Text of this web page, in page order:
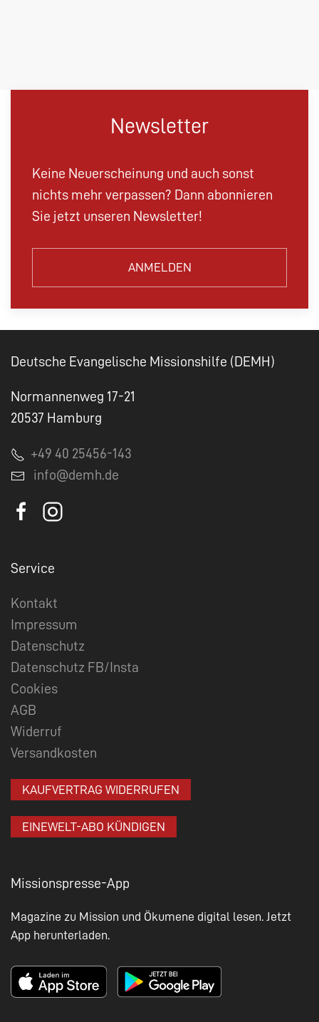
Newsletter
Keine Neuerscheinung und auch sonst
nichts mehr verpassen? Dann abonnieren
Sie jetzt unseren Newsletter!
ANMELDEN
Deutsche Evangelische Missionshilfe (DEMH)
Normannenweg 17-21
20537 Hamburg
+49 40 25456-143
info@demh.de
Service
Kontakt
Impressum
Datenschutz
Datenschutz FB/Insta
Cookies
AGB
Widerruf
Versandkosten
KAUFVERTRAG WIDERRUFEN
EINEWELT-ABO KÜNDIGEN
Missionspresse-App
Magazine zu Mission und Ökumene digital lesen. Jetzt
App herunterladen.